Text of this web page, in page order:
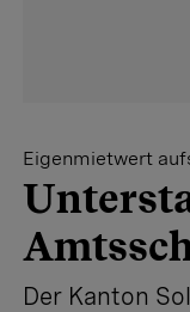
Eigenmietwert
Der Kanton